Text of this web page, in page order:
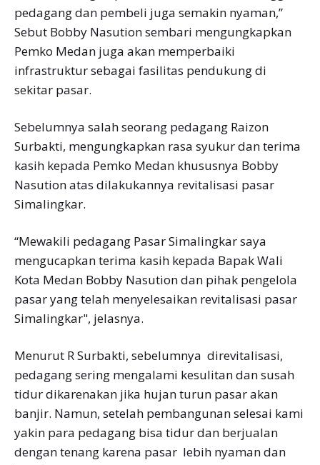
pedagang dan pembeli juga semakin nyaman,”
Sebut Bobby Nasution sembari mengungkapkan
Pemko Medan juga akan memperbaiki
infrastruktur sebagai fasilitas pendukung di
sekitar pasar.
Sebelumnya salah seorang pedagang Raizon
Surbakti, mengungkapkan rasa syukur dan terima
kasih kepada Pemko Medan khususnya Bobby
Nasution atas dilakukannya revitalisasi pasar
Simalingkar.
“Mewakili pedagang Pasar Simalingkar saya
mengucapkan terima kasih kepada Bapak Wali
Kota Medan Bobby Nasution dan pihak pengelola
pasar yang telah menyelesaikan revitalisasi pasar
Simalingkar", jelasnya.
Menurut R Surbakti, sebelumnya direvitalisasi,
pedagang sering mengalami kesulitan dan susah
tidur dikarenakan jika hujan turun pasar akan
banjir. Namun, setelah pembangunan selesai kami
yakin para pedagang bisa tidur dan berjualan
dengan tenang karena pasar lebih nyaman dan